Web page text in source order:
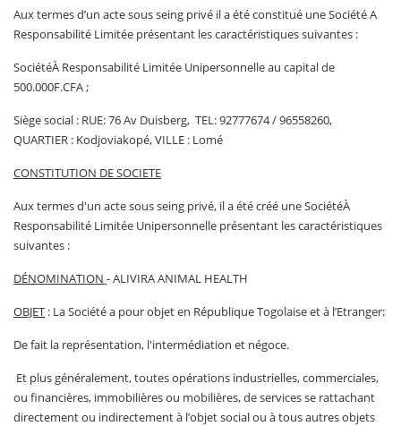
Aux termes d’un acte sous seing privé il a été constitué une Société A
Responsabilité Limitée présentant les caractéristiques suivantes :
SociétéÀ Responsabilité Limitée Unipersonnelle au capital de
500.000F.CFA ;
Siège social : RUE: 76 Av Duisberg, TEL: 92777674 / 96558260,
QUARTIER : Kodjoviakopé, VILLE : Lomé
CONSTITUTION DE SOCIETE
Aux termes d'un acte sous seing privé, il a été créé une SociétéÀ
Responsabilité Limitée Unipersonnelle présentant les caractéristiques
suivantes :
DÉNOMINATION - ALIVIRA ANIMAL HEALTH
OBJET : La Société a pour objet en République Togolaise et à l’Etranger:
De fait la représentation, l'intermédiation et négoce.
Et plus généralement, toutes opérations industrielles, commerciales,
ou financières, immobilières ou mobilières, de services se rattachant
directement ou indirectement à l’objet social ou à tous autres objets